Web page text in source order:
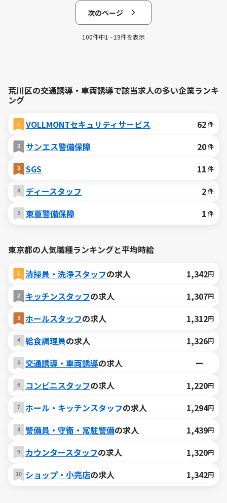
次のページ
100件中1 - 19件を表示
荒川区の交通誘導・車両誘導で該当求人の多い企業ランキ
ング
VOLLMONTセキュリティサービス
62件
サンエス警備保障 20件
SGS 11 件
ディースタッフ 2件
東亜警備保障 1 件
東京都の人気職種ランキングと平均時給
清掃員・洗浄スタッフの求人 1,342円
キッチンスタッフの求人 1,307円
ホールスタッフの求人 1,312円
給食調理員の求人 1,326円
交通誘導・車両誘導の求人
ー
コンビニスタッフの求人 1,220円
ホール・キッチンスタッフの求人 1,294円
警備員・守衛・常駐警備の求人 1,439円
カウンタースタッフの求人 1,320円
ショップ・小売店の求人 1,342円